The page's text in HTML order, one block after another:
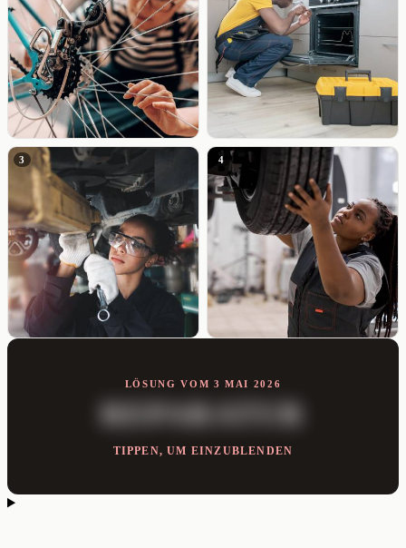
3 4
LÖSUNG VOM 3 MAI 2026
REPARATUR
TIPPEN, UM EINZUBLENDEN